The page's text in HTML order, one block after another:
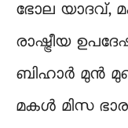
ഭോല യാദവ്,
രാഷ്ട്രീയ
ബിഹാര്‍ മുന്‍
മകള്‍ മിസ